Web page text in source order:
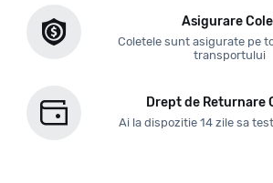
Asigurare
Coletele sunt asigurate pe
transportului
Drept de Returnare
Ai la dispozitie 14 zile sa